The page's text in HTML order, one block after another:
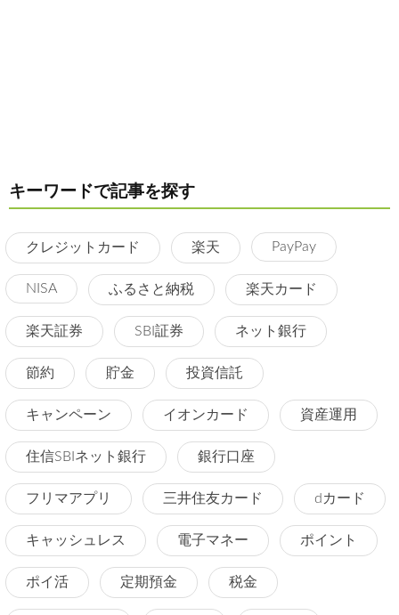
キーワードで記事を探す
クレジットカード 楽天 PayPay
NISA ふるさと納税 楽天カード
楽天証券 SBI証券 ネット銀行
節約 貯金 投資信託
キャンペーン イオンカード 資産運用
住信SBIネット銀行 銀行口座
フリマアプリ 三井住友カード dカード
キャッシュレス 電子マネー ポイント
ポイ活 定期預金 税金